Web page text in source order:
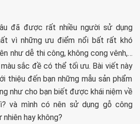
đã được rất nhiều người sử dụng
vì những ưu điểm nổi bất rất khó
như dễ thi công, không cong vênh,…
màu sắc đề có thể tối ưu. Bài viết này
thiệu đến bạn những mẫu sản phẩm
như cho bạn biết được khái niệm về
và mình có nên sử dụng gỗ công
hay không?